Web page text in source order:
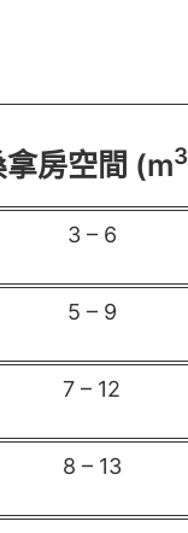
拿房空間 (m3
3 – 6
5 – 9
7 – 12
8 – 13